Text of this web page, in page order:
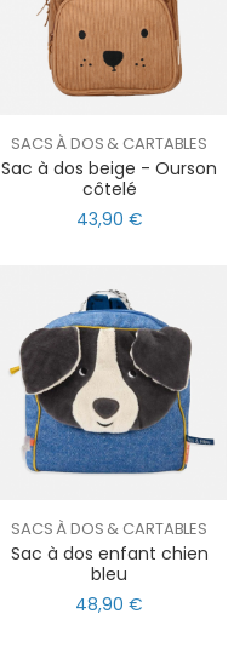
SACS À DOS & CARTABLES
Sac à dos beige - Ourson
côtelé
43,90 €
SACS À DOS & CARTABLES
Sac à dos enfant chien
bleu
48,90 €